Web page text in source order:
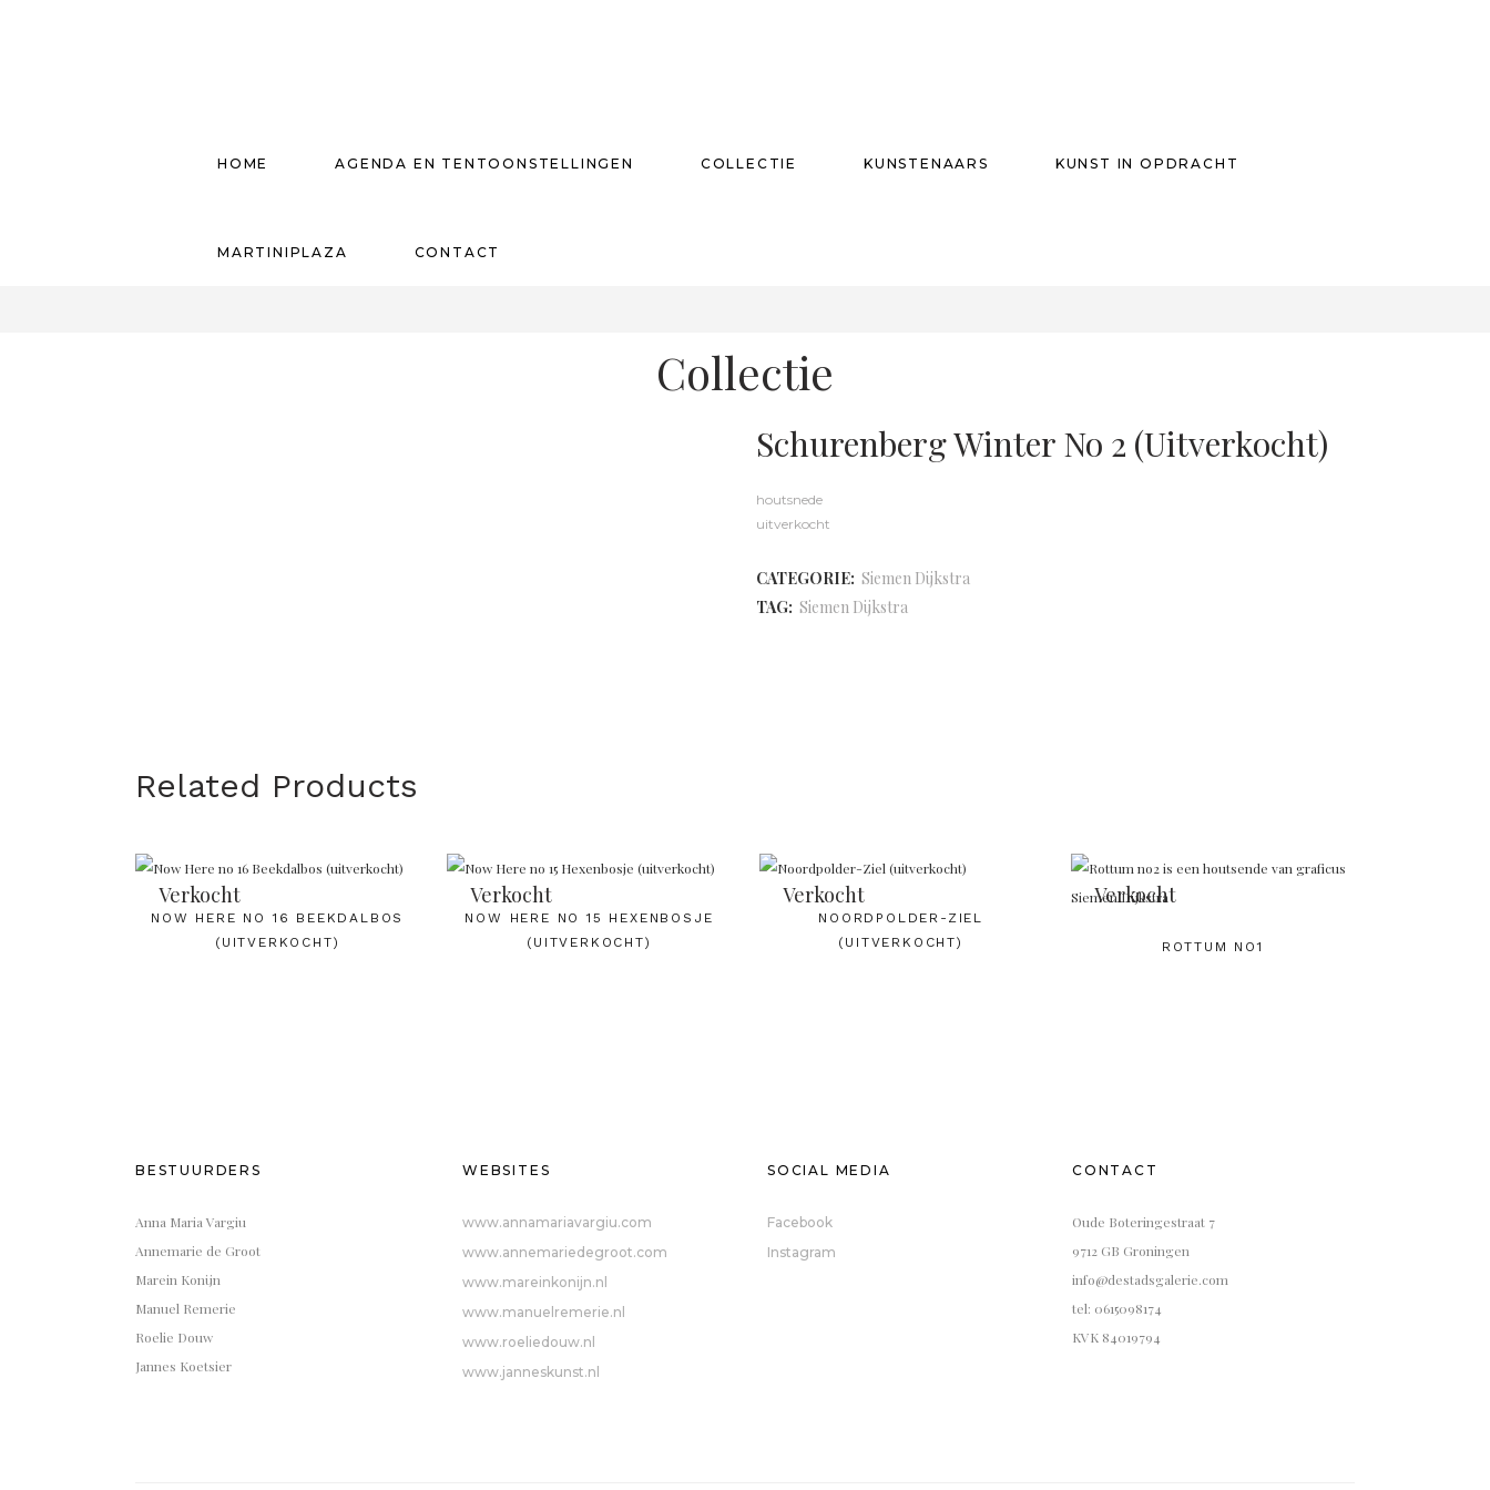
HOME AGENDA EN TENTOONSTELLINGEN COLLECTIE KUNSTENAARS KUNST IN OPDRACHT
MARTINIPLAZA CONTACT
Collectie
Schurenberg Winter No 2 (uitverkocht)
houtsnede
uitverkocht
CATEGORIE: Siemen Dijkstra
TAG: Siemen Dijkstra
Related Products
Verkocht
NOW HERE NO 16 BEEKDALBOS
(UITVERKOCHT)
Verkocht
NOW HERE NO 15 HEXENBOSJE
(UITVERKOCHT)
Verkocht
NOORDPOLDER-ZIEL
(UITVERKOCHT)
Verkocht
ROTTUM NO1
BESTUURDERS
Anna Maria Vargiu
Annemarie de Groot
Marein Konijn
Manuel Remerie
Roelie Douw
Jannes Koetsier
WEBSITES
www.annamariavargiu.com
www.annemariedegroot.com
www.mareinkonijn.nl
www.manuelremerie.nl
www.roeliedouw.nl
www.janneskunst.nl
SOCIAL MEDIA
Facebook
Instagram
CONTACT
Oude Boteringestraat 7
9712 GB Groningen
info@destadsgalerie.com
tel: 0615098174
KVK 84019794